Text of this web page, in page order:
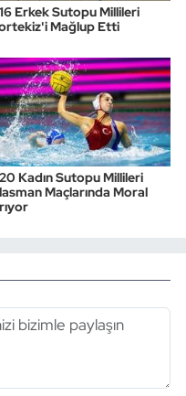
Erkek Sutopu Millileri
Mağlup Etti
Kadın Sutopu Millileri
Maçlarında Moral